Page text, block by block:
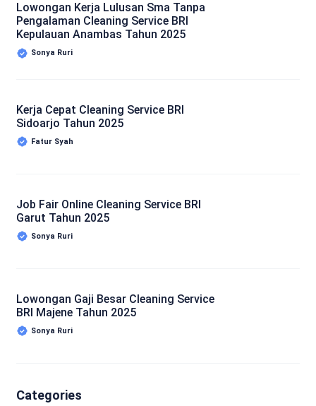
Lowongan Kerja Lulusan Sma Tanpa
Pengalaman Cleaning Service BRI
Kepulauan Anambas Tahun 2025
Sonya Ruri
Kerja Cepat Cleaning Service BRI
Sidoarjo Tahun 2025
Fatur Syah
Job Fair Online Cleaning Service BRI
Garut Tahun 2025
Sonya Ruri
Lowongan Gaji Besar Cleaning Service
BRI Majene Tahun 2025
Sonya Ruri
Categories